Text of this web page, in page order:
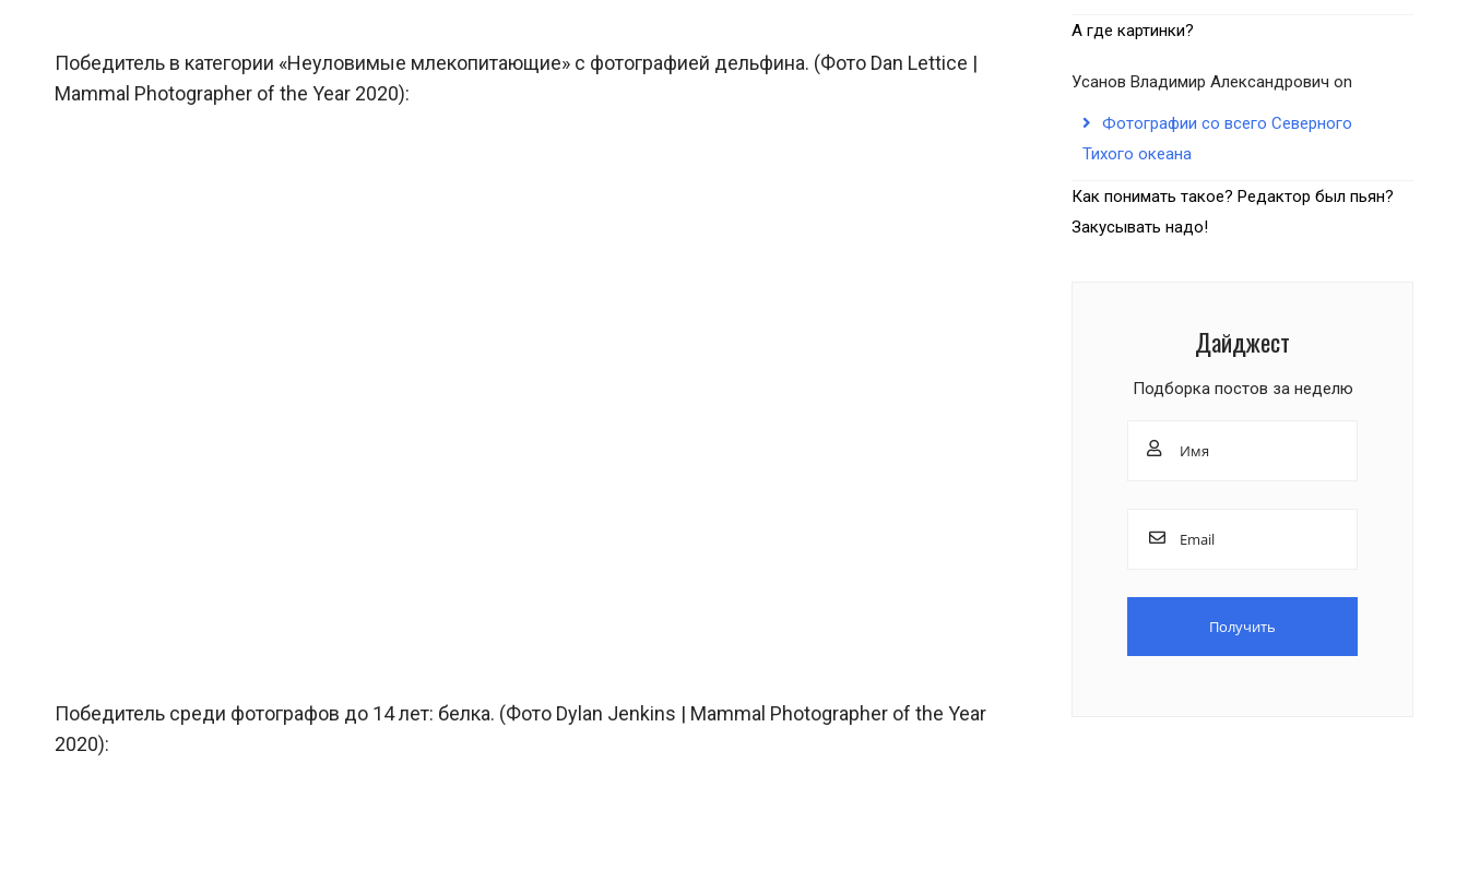
А где картинки?
Усанов Владимир Александрович on
Фотографии со всего Северного
Тихого океана
Как понимать такое? Редактор был пьян?
Закусывать надо!
Дайджест
Подборка постов за неделю
Победитель в категории «Неуловимые млекопитающие» c фотографией дельфина. (Фото Dan Lettice |
Mammal Photographer of the Year 2020):
Победитель среди фотографов до 14 лет: белка. (Фото Dylan Jenkins | Mammal Photographer of the Year
2020):